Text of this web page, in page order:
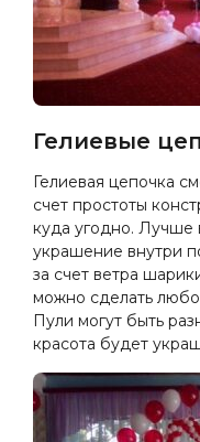
Гелиевые
Гелиевая цепочка
счет простоты
куда угодно. Лучше
украшение внутри
за счет ветра
можно сделать
Пули могут быть
красота будет